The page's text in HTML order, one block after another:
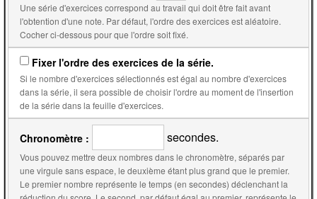
Une série d'exercices correspond au travail qui doit être fait avant
l'obtention d'une note. Par défaut, l'ordre des exercices est aléatoire.
Cocher ci-dessous pour que l'ordre soit fixé.
Fixer l'ordre des exercices de la série.
Si le nombre d'exercices sélectionnés est égal au nombre d'exercices
dans la série, il sera possible de choisir l'ordre au moment de l'insertion
de la série dans la feuille d'exercices.
Chronomètre : secondes.
Vous pouvez mettre deux nombres dans le chronomètre, séparés par
une virgule sans espace, le deuxième étant plus grand que le premier.
Le premier nombre représente le temps (en secondes) déclenchant la